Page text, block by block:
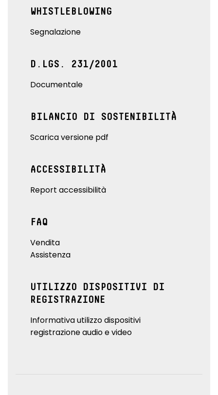
WHISTLEBLOWING
Segnalazione
D.LGS. 231/2001
Documentale
BILANCIO DI SOSTENIBILITÀ
Scarica versione pdf
ACCESSIBILITÀ
Report accessibilità
FAQ
Vendita
Assistenza
UTILIZZO DISPOSITIVI DI
REGISTRAZIONE
Informativa utilizzo dispositivi
registrazione audio e video